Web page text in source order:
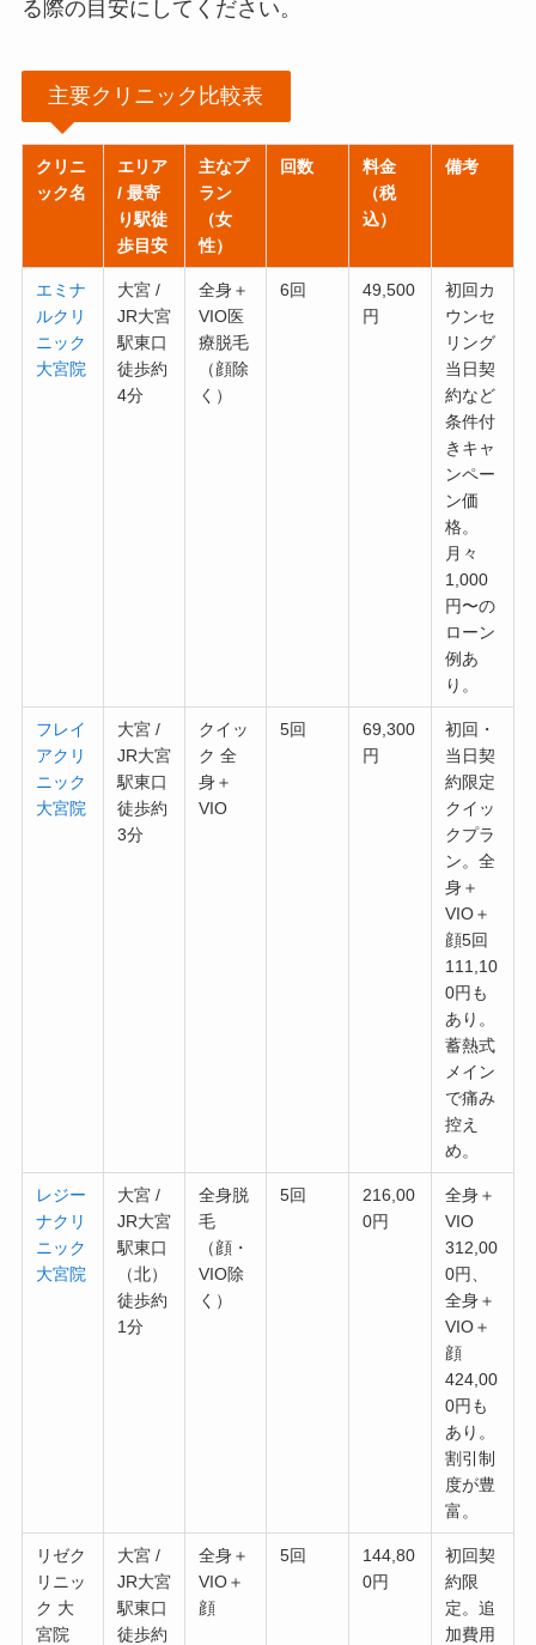
る際の目安にしてください。
主要クリニック比較表
クリニ
ック名
エリア
/ 最寄
り駅徒
歩目安
主なプ
ラン
（女
性）
回数
料金
（税
込）
備考
エミナ
ルクリ
ニック
大宮院
大宮 /
JR大宮
駅東口
徒歩約
4分
全身＋
VIO医
療脱毛
（顔除
く）
6回
49,500
円
初回カ
ウンセ
リング
当日契
約など
条件付
きキャ
ンペー
ン価
格。
月々
1,000
円〜の
ローン
例あ
り。
フレイ
アクリ
ニック
大宮院
大宮 /
JR大宮
駅東口
徒歩約
3分
クイッ
ク 全
身＋
VIO
5回
69,300
円
初回・
当日契
約限定
クイッ
クプラ
ン。全
身＋
VIO＋
顔5回
111,10
0円も
あり。
蓄熱式
メイン
で痛み
控え
め。
レジー
ナクリ
ニック
大宮院
大宮 /
JR大宮
駅東口
（北）
徒歩約
1分
全身脱
毛
（顔・
VIO除
く）
5回
216,00
0円
全身＋
VIO
312,00
0円、
全身＋
VIO＋
顔
424,00
0円も
あり。
割引制
度が豊
富。
リゼク
リニッ
ク 大
宮院
大宮 /
JR大宮
駅東口
徒歩約
全身＋
VIO＋
顔
5回
144,80
0円
初回契
約限
定。追
加費用